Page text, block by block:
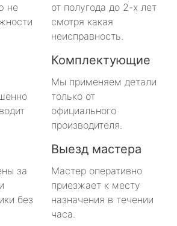
не
от полугода до 2-х лет
смотря какая
неисправность.
Комплектующие
Мы применяем детали
только от
официального
производителя.
за
без
Выезд мастера
Мастер оперативно
приезжает к месту
назначения в течении
часа.